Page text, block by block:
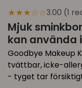
★★★☆☆3.00 (1
Mjuk
kan använda
Goodbye Makeup
tvättbar, icke-
- tyget tar